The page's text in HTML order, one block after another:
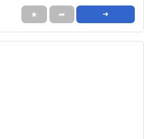
★ ➦ ➜